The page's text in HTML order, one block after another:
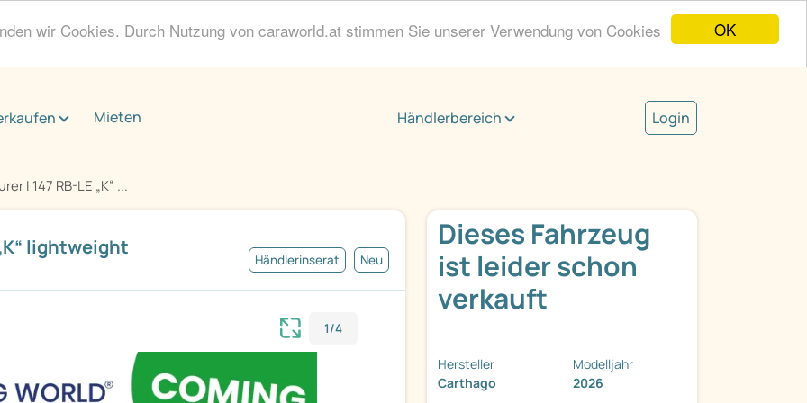
OK
wir Cookies. Durch Nutzung von caraworld.at stimmen Sie unserer Verwendung von Cookies
Mieten Händlerbereich Login
I 147 RB-LE „K“ ...
lightweight
Händlerinserat Neu
1/4
Dieses Fahrzeug
ist leider schon
verkauft
Hersteller
Carthago
Modelljahr
2026